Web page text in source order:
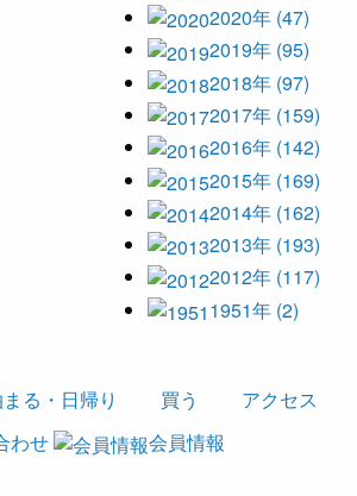
2020年 (47)
2019年 (95)
2018年 (97)
2017年 (159)
2016年 (142)
2015年 (169)
2014年 (162)
2013年 (193)
2012年 (117)
1951年 (2)
る・日帰り 買う
アクセス
わせ 会員情報